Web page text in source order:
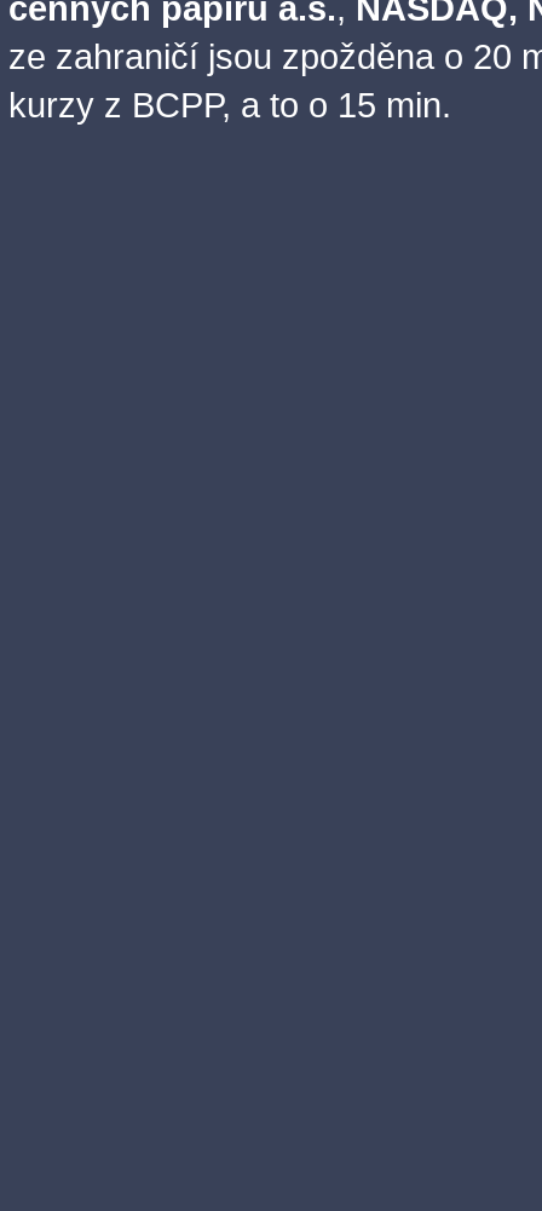
cenných papírů a.s., NASDAQ,
ze zahraničí jsou zpožděna o 20
kurzy z BCPP, a to o 15 min.